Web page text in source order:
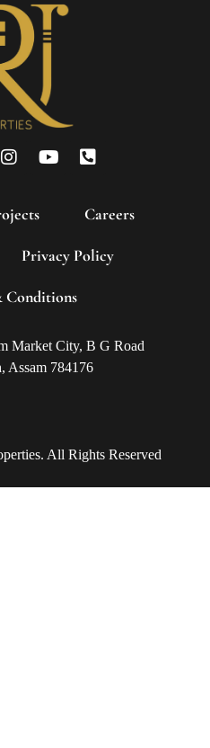
Careers
Privacy Policy
Conditions
Market City, B G Road
Assam 784176
All Rights Reserved